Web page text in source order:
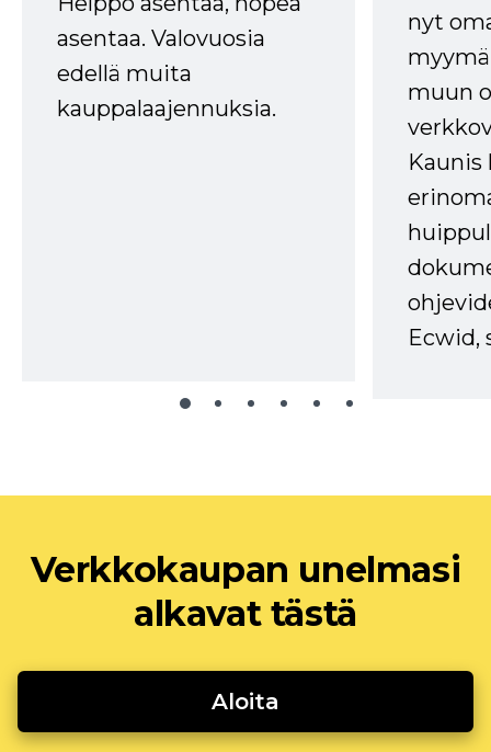
asentaa. Valovuosia
edellä muita
kauppalaajennuksia.
nyt
muun
Kaunis
Ecwid,
Verkkokaupan unelmasi
alkavat tästä
Aloita